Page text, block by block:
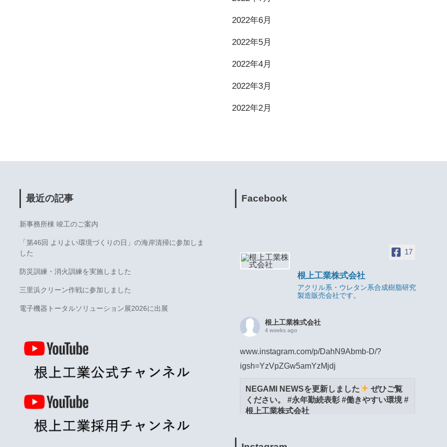
2022年6月
2022年5月
2022年4月
2022年3月
2022年2月
最近の記事
新事務所棟 竣工のご案内
「第46回 よりよい環境づくりの日」の海岸清掃に参加しま
した
防災訓練・消火訓練を実施しました
三里浜クリーン作戦に参加しました
電子機器トータルソリューション展2026に出展
Facebook
17
根上工業株式会社
アクリル系・ウレタン系合成樹脂研究
製造販売会社です。
根上工業株式会社
4 weeks ago
www.instagram.com/p/DahN9Abmb-D/?
igsh=YzVpZGw5amYzMjdj
NEGAMI NEWSを更新しました
ぜひご覧
ください。 #永年勤続表彰 #働きやすい環境 #
根上工業株式会社
View on Facebook